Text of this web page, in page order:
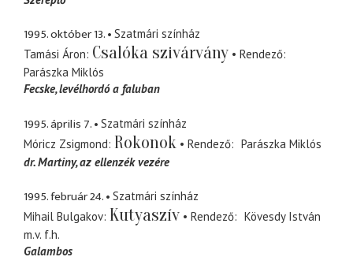
1995. október 13.
Szatmári színház
Tamási Áron Csalóka szivárvány
Rendező
Parászka Miklós
Fecske levélhordó a faluban
1995. április 7.
Szatmári színház
Móricz Zsigmond Rokonok Rendező
Parászka Miklós
dr. Martiny az ellenzék vezére
1995. február 24.
Szatmári színház
Mihail Bulgakov Kutyaszív Rendező
Kövesdy István
m.v. f.h.
Galambos